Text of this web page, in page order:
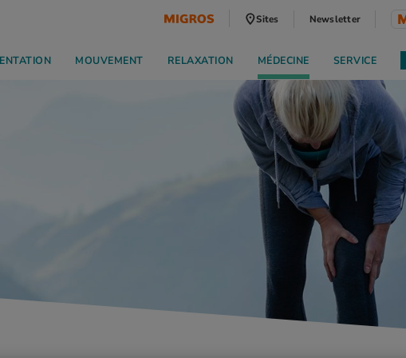
Sites Newsletter
MOUVEMENT RELAXATION MÉDECINE SERVICE